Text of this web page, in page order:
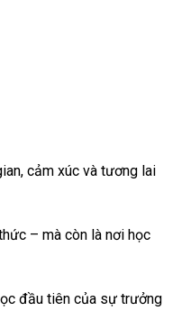
cảm xúc và tương lai
– mà còn là nơi học
đầu tiên của sự trưởng